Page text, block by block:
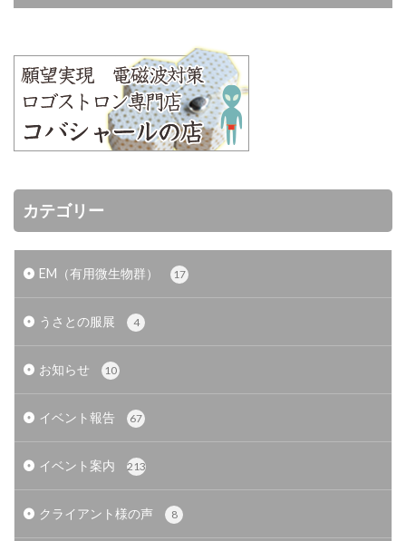
カテゴリー
EM（有用微生物群） 17
うさとの服展 4
お知らせ 10
イベント報告 67
イベント案内 213
クライアント様の声 8